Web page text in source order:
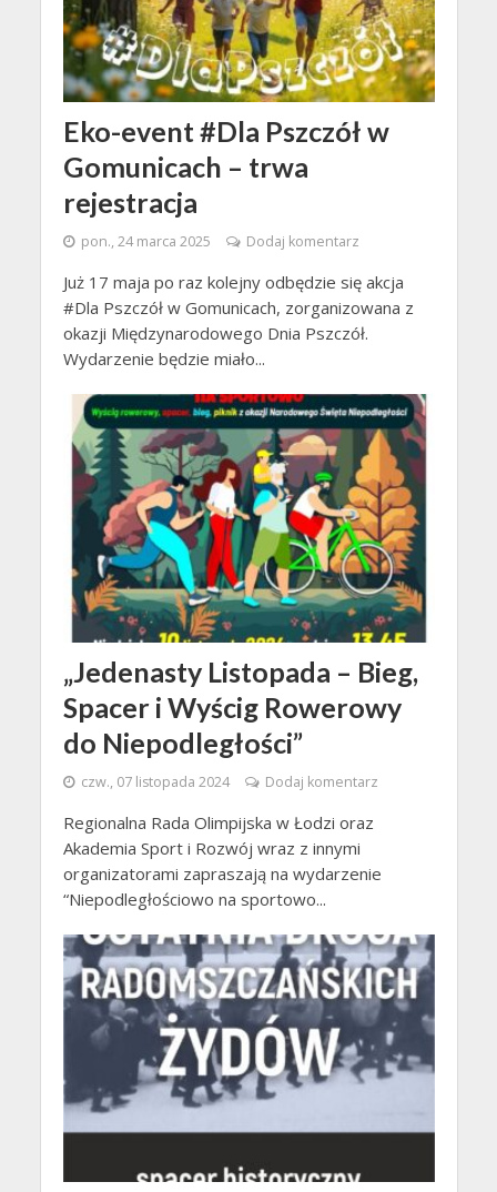
Eko-event #Dla Pszczół w
Gomunicach – trwa
rejestracja
pon., 24 marca 2025 Dodaj komentarz
Już 17 maja po raz kolejny odbędzie się akcja
#Dla Pszczół w Gomunicach, zorganizowana z
okazji Międzynarodowego Dnia Pszczół.
Wydarzenie będzie miało...
„Jedenasty Listopada – Bieg,
Spacer i Wyścig Rowerowy
do Niepodległości”
czw., 07 listopada 2024 Dodaj komentarz
Regionalna Rada Olimpijska w Łodzi oraz
Akademia Sport i Rozwój wraz z innymi
organizatorami zapraszają na wydarzenie
“Niepodległościowo na sportowo...